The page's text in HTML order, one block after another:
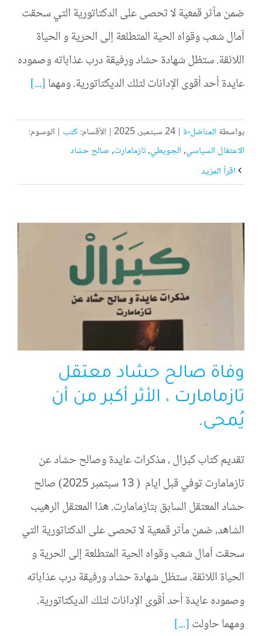
ضمن مآثر قمعية لا تحصى على الدكتاتورية التي سحقت
آمال شعب وقواه الحية المتطلعة إلى الحرية و الحياة
اللائقة. ستظل شهادة حشاد ورفيقة درب عذاباته وصموده
عايدة أحد أقوى الإدانات لتلك الديكتاتورية. ومهما[...]
بواسطة المناضل-ة | 24 سبتمبر، 2025 | الأقسام:كتب | الوسوم:
الاعتقال السياسي,الجويطي,تازمامارت,صالح حشاد
وفاة صالح حشاد معتقل
تازمامارت ، الأثر أكبر من أن
يُمحى.
تقديم كتاب كبزال ، مذكرات عايدة وصالح حشاد عن
تازمامارت توفي قبل ايام ( 13 سبتمبر 2025) صالح
حشاد المعتقل السابق بتازمامارت. هذا المعتقل الرهيب
الشاهد، ضمن مآثر قمعية لا تحصى على الدكتاتورية التي
سحقت آمال شعب وقواه الحية المتطلعة إلى الحرية و
الحياة اللائقة. ستظل شهادة حشاد ورفيقة درب عذاباته
وصموده عايدة أحد أقوى الإدانات لتلك الديكتاتورية.
ومهما حاولت[...]